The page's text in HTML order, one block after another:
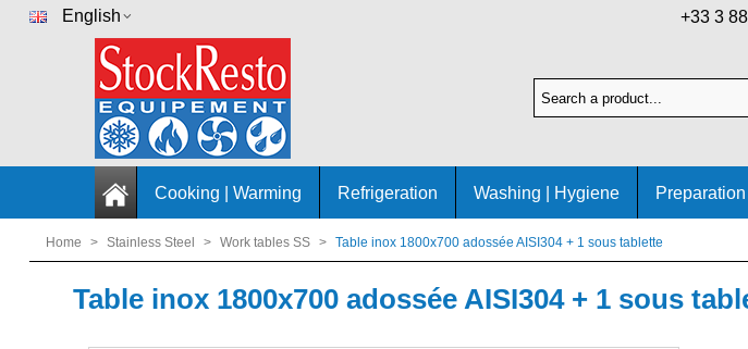
English +33 3
Cooking | Warming Refrigeration Washing | Hygiene Preparation
Home > Stainless Steel > Work tables SS > Table inox 1800x700 adossée AISI304 + 1 sous tablette
Table inox 1800x700 adossée AISI304 + 1 sous